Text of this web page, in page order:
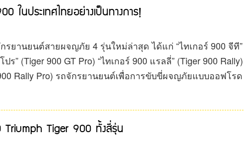
นประเทศไทยอย่างเป็นทางการ!
รยานยนต์สายผจญภัย 4 รุ่นใหม่ล่าสุด ได้แก่ “ไทเกอร์ 900 จีที”
ร” (Tiger 900 GT Pro) “ไทเกอร์ 900 แรลลี่” (Tiger 900 Rally)
Rally Pro) รถจักรยานยนต์เพื่อการขับขี่ผจญภัยแบบออฟโรด
Triumph Tiger 900 ทั้งสี่รุ่น